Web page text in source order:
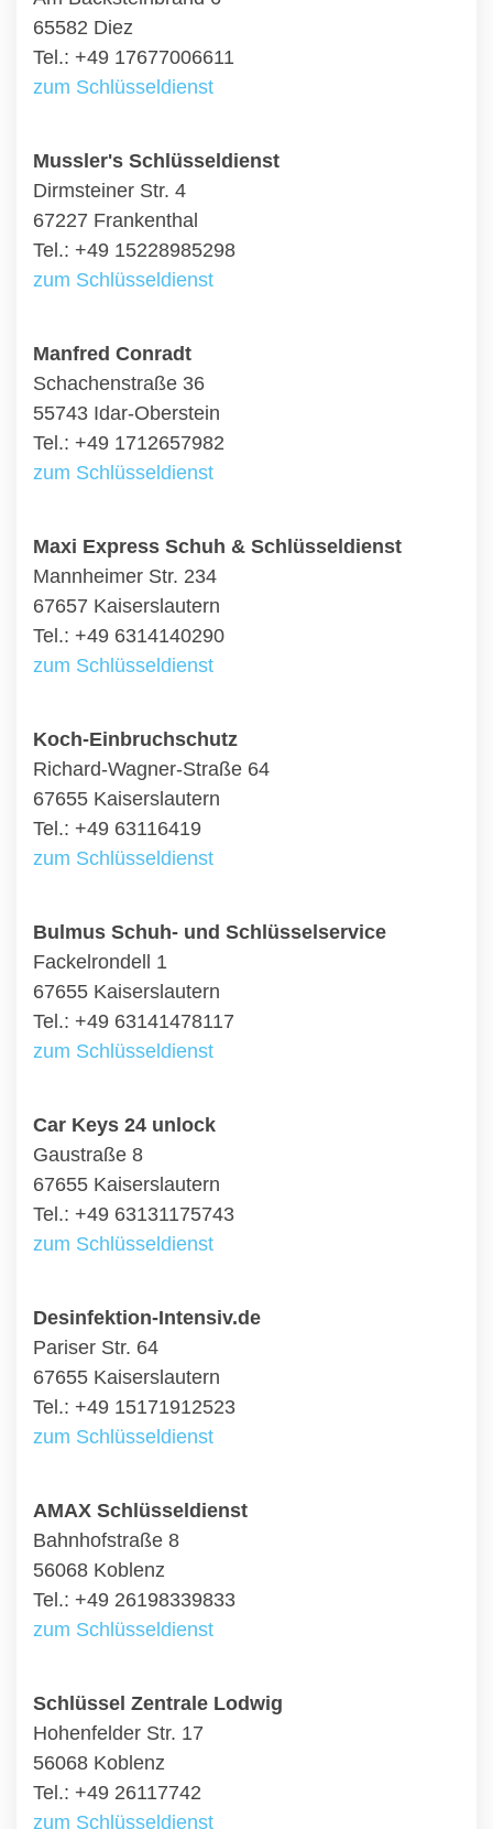
65582 Diez
Tel.: +49 17677006611
zum Schlüsseldienst
Mussler's Schlüsseldienst
Dirmsteiner Str. 4
67227 Frankenthal
Tel.: +49 15228985298
zum Schlüsseldienst
Manfred Conradt
Schachenstraße 36
55743 Idar-Oberstein
Tel.: +49 1712657982
zum Schlüsseldienst
Maxi Express Schuh & Schlüsseldienst
Mannheimer Str. 234
67657 Kaiserslautern
Tel.: +49 6314140290
zum Schlüsseldienst
Koch-Einbruchschutz
Richard-Wagner-Straße 64
67655 Kaiserslautern
Tel.: +49 63116419
zum Schlüsseldienst
Bulmus Schuh- und Schlüsselservice
Fackelrondell 1
67655 Kaiserslautern
Tel.: +49 63141478117
zum Schlüsseldienst
Car Keys 24 unlock
Gaustraße 8
67655 Kaiserslautern
Tel.: +49 63131175743
zum Schlüsseldienst
Desinfektion-Intensiv.de
Pariser Str. 64
67655 Kaiserslautern
Tel.: +49 15171912523
zum Schlüsseldienst
AMAX Schlüsseldienst
Bahnhofstraße 8
56068 Koblenz
Tel.: +49 26198339833
zum Schlüsseldienst
Schlüssel Zentrale Lodwig
Hohenfelder Str. 17
56068 Koblenz
Tel.: +49 26117742
zum Schlüsseldienst